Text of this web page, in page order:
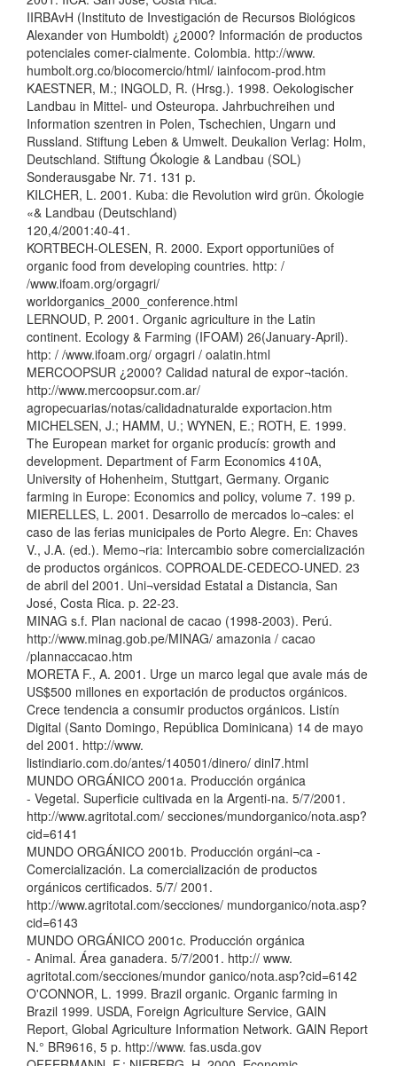
IIRBAvH (Instituto de Investigación de Recursos Biológicos
Alexander von Humboldt) ¿2000? Información de productos
potenciales comer-cialmente. Colombia. http://www.
humbolt.org.co/biocomercio/html/ iainfocom-prod.htm
KAESTNER, M.; INGOLD, R. (Hrsg.). 1998. Oekologischer
Landbau in Mittel- und Osteuropa. Jahrbuchreihen und
Information szentren in Polen, Tschechien, Ungarn und
Russland. Stiftung Leben & Umwelt. Deukalion Verlag: Holm,
Deutschland. Stiftung Ókologie & Landbau (SOL)
Sonderausgabe Nr. 71. 131 p.
KILCHER, L. 2001. Kuba: die Revolution wird grün. Ókologie
«& Landbau (Deutschland)
120,4/2001:40-41.
KORTBECH-OLESEN, R. 2000. Export opportuniües of
organic food from developing countries. http: /
/www.ifoam.org/orgagri/
worldorganics_2000_conference.html
LERNOUD, P. 2001. Organic agriculture in the Latin
continent. Ecology & Farming (IFOAM) 26(January-April).
http: / /www.ifoam.org/ orgagri / oalatin.html
MERCOOPSUR ¿2000? Calidad natural de expor¬tación.
http://www.mercoopsur.com.ar/
agropecuarias/notas/calidadnaturalde exportacion.htm
MICHELSEN, J.; HAMM, U.; WYNEN, E.; ROTH, E. 1999.
The European market for organic producís: growth and
development. Department of Farm Economics 410A,
University of Hohenheim, Stuttgart, Germany. Organic
farming in Europe: Economics and policy, volume 7. 199 p.
MIERELLES, L. 2001. Desarrollo de mercados lo¬cales: el
caso de las ferias municipales de Porto Alegre. En: Chaves
V., J.A. (ed.). Memo¬ria: Intercambio sobre comercialización
de productos orgánicos. COPROALDE-CEDECO-UNED. 23
de abril del 2001. Uni¬versidad Estatal a Distancia, San
José, Costa Rica. p. 22-23.
MINAG s.f. Plan nacional de cacao (1998-2003). Perú.
http://www.minag.gob.pe/MINAG/ amazonia / cacao
/plannaccacao.htm
MORETA F., A. 2001. Urge un marco legal que avale más de
US$500 millones en exportación de productos orgánicos.
Crece tendencia a consumir productos orgánicos. Listín
Digital (Santo Domingo, República Dominicana) 14 de mayo
del 2001. http://www.
listindiario.com.do/antes/140501/dinero/ dinl7.html
MUNDO ORGÁNICO 2001a. Producción orgánica
- Vegetal. Superficie cultivada en la Argenti-na. 5/7/2001.
http://www.agritotal.com/ secciones/mundorganico/nota.asp?
cid=6141
MUNDO ORGÁNICO 2001b. Producción orgáni¬ca -
Comercialización. La comercialización de productos
orgánicos certificados. 5/7/ 2001.
http://www.agritotal.com/secciones/ mundorganico/nota.asp?
cid=6143
MUNDO ORGÁNICO 2001c. Producción orgánica
- Animal. Área ganadera. 5/7/2001. http:// www.
agritotal.com/secciones/mundor ganico/nota.asp?cid=6142
O'CONNOR, L. 1999. Brazil organic. Organic farming in
Brazil 1999. USDA, Foreign Agriculture Service, GAIN
Report, Global Agriculture Information Network. GAIN Report
N.° BR9616, 5 p. http://www. fas.usda.gov